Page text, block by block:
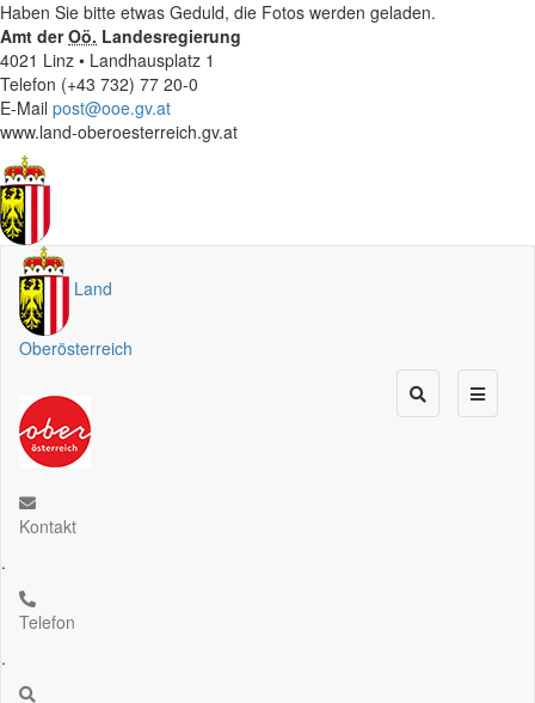
Haben Sie bitte etwas Geduld, die Fotos werden geladen.
Amt derOö. Landesregierung
4021 Linz • Landhausplatz 1
Telefon (+43 732) 77 20-0
E-Mail post@ooe.gv.at
www.land-oberoesterreich.gv.at
Land
Oberösterreich
Kontakt
.
Telefon
.